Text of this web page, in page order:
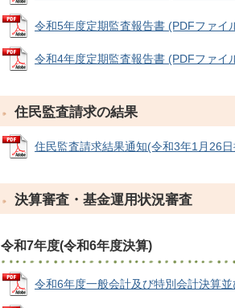
令和5年度定期監査報告書 (PDFファイ
令和4年度定期監査報告書 (PDFファイ
住民監査請求の結果
住民監査請求結果通知(令和3年1月26
決算審査・基金運用状況審査
令和7年度(令和6年度決算)
令和6年度一般会計及び特別会計決算